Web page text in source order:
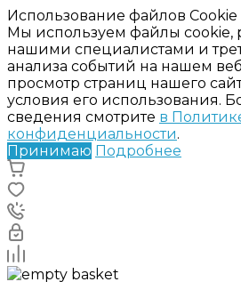
Использование файлов Cookie
Мы используем файлы cookie,
нашими специалистами и
анализа событий на нашем
просмотр страниц нашего
условия его использования.
сведения смотрите в
конфиденциальности.
Принимаю Подробнее